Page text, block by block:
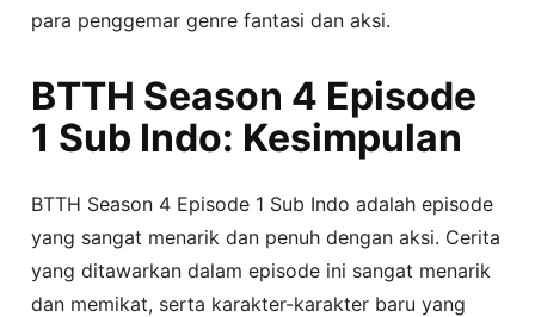
para penggemar genre fantasi dan aksi.
BTTH Season 4 Episode
1 Sub Indo: Kesimpulan
BTTH Season 4 Episode 1 Sub Indo adalah episode
yang sangat menarik dan penuh dengan aksi. Cerita
yang ditawarkan dalam episode ini sangat menarik
dan memikat, serta karakter-karakter baru yang